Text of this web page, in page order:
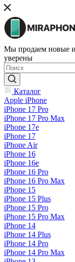
Мы продаем новые
уверены
Каталог
Apple iPhone
iPhone 17 Pro
iPhone 17 Pro Max
iPhone 17e
iPhone 17
iPhone Air
iPhone 16
iPhone 16e
iPhone 16 Pro
iPhone 16 Pro Max
iPhone 15
iPhone 15 Plus
iPhone 15 Pro
iPhone 15 Pro Max
iPhone 14
iPhone 14 Plus
iPhone 14 Pro
iPhone 14 Pro Max